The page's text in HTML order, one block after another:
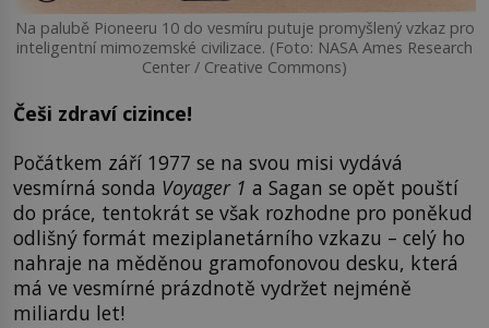
Na palubě Pioneeru 10 do vesmíru putuje promyšlený vzkaz pro
inteligentní mimozemské civilizace. (Foto: NASA Ames Research
Center / Creative Commons)
Češi zdraví cizince!
Počátkem září 1977 se na svou misi vydává
vesmírná sonda Voyager 1 a Sagan se opět pouští
do práce, tentokrát se však rozhodne pro poněkud
odlišný formát meziplanetárního vzkazu – celý ho
nahraje na měděnou gramofonovou desku, která
má ve vesmírné prázdnotě vydržet nejméně
miliardu let!